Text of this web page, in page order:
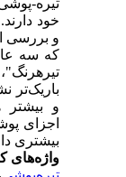
تیره-پوشی در
خود دارند. در
و بررسی این
که سه
تیرهرنگ"، "نقش
باریک‌تر
و بیشتر
اجزای پوشش" در
بیشتری دارند.
واژه‌های کلیدی: